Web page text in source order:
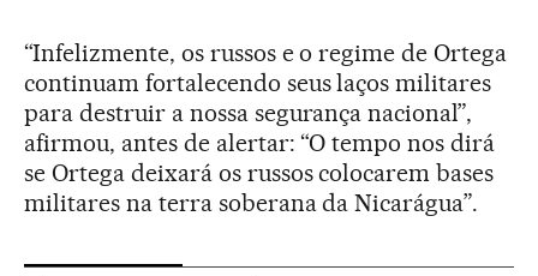
“Infelizmente, os russos e o regime de Ortega
continuam fortalecendo seus laços militares
para destruir a nossa segurança nacional”,
afirmou, antes de alertar: “O tempo nos dirá
se Ortega deixará os russos colocarem bases
militares na terra soberana da Nicarágua”.